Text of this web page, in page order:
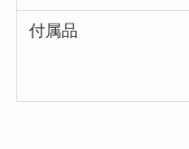
付属品